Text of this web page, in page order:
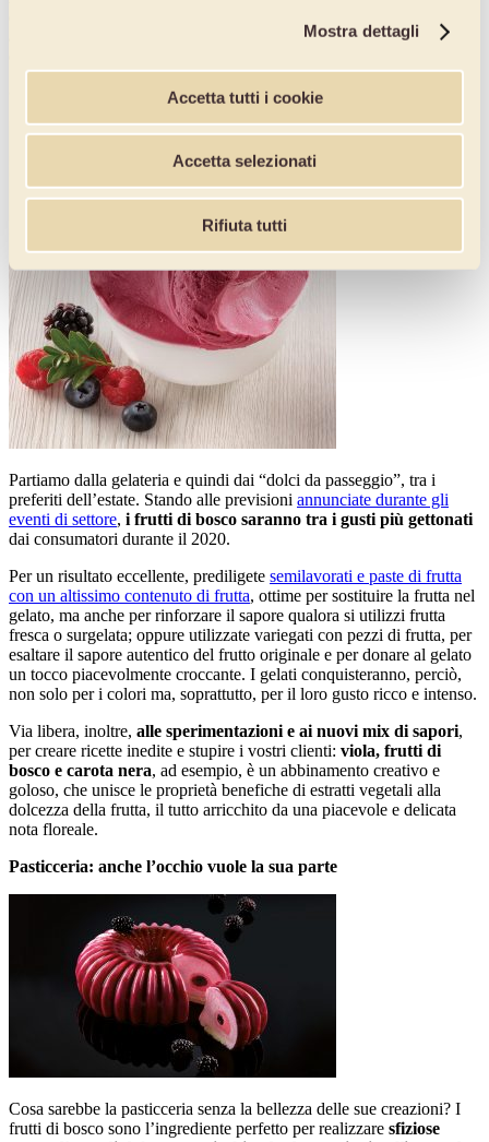
Mostra dettagli
Accetta tutti i cookie
Accetta selezionati
Rifiuta tutti
armonie cromatiche di ribes, more, mirtilli, lamponi. La varietà è
Gelateria, la freschezza dei gusti frutta… e non solo!
Partiamo dalla gelateria e quindi dai “dolci da passeggio”, tra i
preferiti dell’estate. Stando alle previsioni annunciate durante gli
eventi di settore, i frutti di bosco saranno tra i gusti più gettonati
dai consumatori durante il 2020.
Per un risultato eccellente, prediligete semilavorati e paste di frutta
con un altissimo contenuto di frutta, ottime per sostituire la frutta nel
gelato, ma anche per rinforzare il sapore qualora si utilizzi frutta
fresca o surgelata; oppure utilizzate variegati con pezzi di frutta, per
esaltare il sapore autentico del frutto originale e per donare al gelato
un tocco piacevolmente croccante. I gelati conquisteranno, perciò,
non solo per i colori ma, soprattutto, per il loro gusto ricco e intenso.
Via libera, inoltre, alle sperimentazioni e ai nuovi mix di sapori,
per creare ricette inedite e stupire i vostri clienti: viola, frutti di
bosco e carota nera, ad esempio, è un abbinamento creativo e
goloso, che unisce le proprietà benefiche di estratti vegetali alla
dolcezza della frutta, il tutto arricchito da una piacevole e delicata
nota floreale.
Pasticceria: anche l’occhio vuole la sua parte
Cosa sarebbe la pasticceria senza la bellezza delle sue creazioni? I
frutti di bosco sono l’ingrediente perfetto per realizzare sfiziose